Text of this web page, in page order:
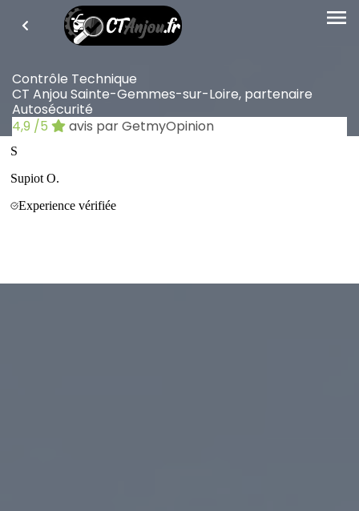
menu
Contrôle Technique
CT Anjou Sainte-Gemmes-sur-Loire, partenaire
Autosécurité
4,9 /5 avis par GetmyOpinion